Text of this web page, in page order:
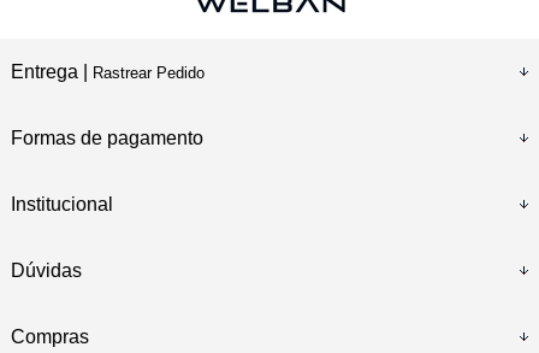
Entrega | Rastrear Pedido
Formas de pagamento
Institucional
Dúvidas
Compras